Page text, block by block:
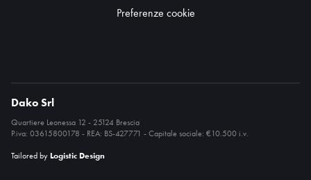
Preferenze cookie
Dako Srl
Quartiere Leonessa 12 - 25124 Brescia
P.iva: 03615800178 - REA: BS-427771 - Capitale sociale: €10.500 i.v.
Tailored byLogistic Design